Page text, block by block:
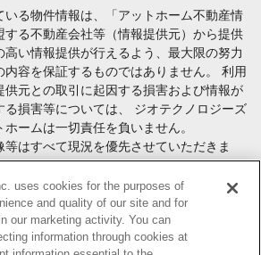
いる物件情報は、「アットホーム不動産情
る不動産会社等（情報提供元）から提供
い情報提供が行えるよう、最大限の努力
容を保証するものではありません。 利用
元との取引に起因する損害および情報が
損害等については、 ジオテクノロジーズ
ームは一切責任を負いません。
はすべて現況を優先させていただきま
、資金調達等を含みます）の際には、内容
各情報提供元より十分な説明を受け、ご自
てください。
報のご掲載、その他不動産業務ソリューシ
uses cookies for the purposes of
and quality of our site and for
our marketing activity. You can
information through cookies at